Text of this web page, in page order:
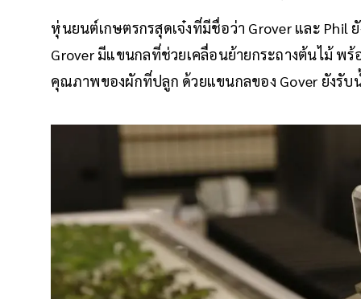
หุ่นยนต์เกษตรกรสุดเจ๋งที่มีชื่อว่า Grover และ
Grover มีแขนกลที่ช่วยเคลื่อนย้ายกระถางต้นไม้ พ
คุณภาพของผักที่ปลูก ด้วยแขนกลของ Gover ยังรับ